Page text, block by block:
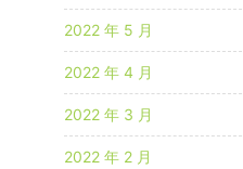
2022 年 5 月
2022 年 4 月
2022 年 3 月
2022 年 2 月